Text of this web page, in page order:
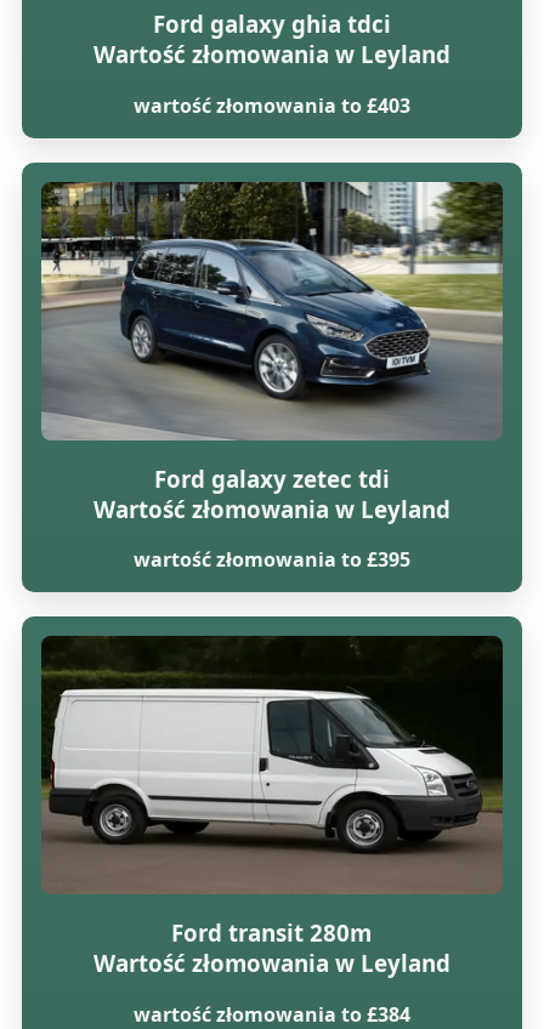
Ford galaxy ghia tdci
Wartość złomowania w Leyland
wartość złomowania to £403
Ford galaxy zetec tdi
Wartość złomowania w Leyland
wartość złomowania to £395
Ford transit 280m
Wartość złomowania w Leyland
wartość złomowania to £384